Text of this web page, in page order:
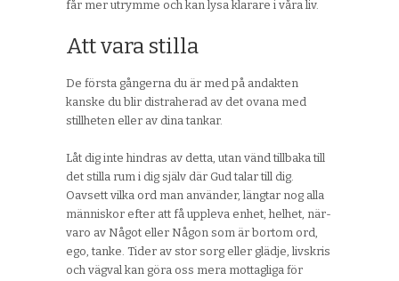
får mer utrymme och kan lysa klarare i våra liv.
Att vara stilla
De första gångerna du är med på andakten
kanske du blir distraherad av det ovana med
stillheten eller av dina tankar.
Låt dig inte hindras av detta, utan vänd tillbaka till
det stilla rum i dig själv där Gud talar till dig.
Oavsett vilka ord man använder, längtar nog alla
människor efter att få uppleva enhet, helhet, när-
varo av Något eller Någon som är bortom ord,
ego, tanke. Tider av stor sorg eller glädje, livskris
och vägval kan göra oss mera mottagliga för